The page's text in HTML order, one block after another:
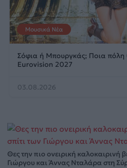
Μουσικά Νέα
Σόφια ή Μπουργκάς; Ποια πόλη
Eurovision 2027
03.08.2026
Θες την πιο ονειρική καλοκαιρινή
Γιώργου και Άννας Νταλάρα στη